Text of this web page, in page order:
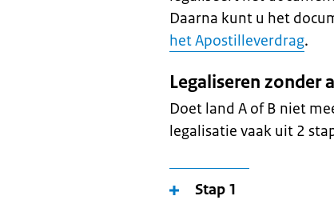
Daarna kunt u het
het Apostilleverdrag.
Legaliseren zonder
Doet land A of B niet
legalisatie vaak uit 2
Stap 1